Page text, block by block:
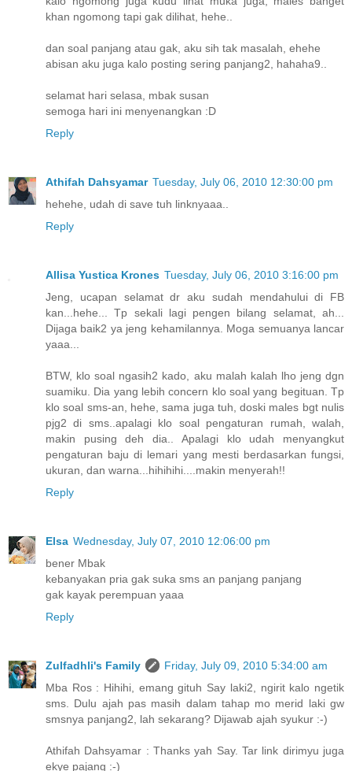
khan ngomong tapi gak dilihat, hehe..
dan soal panjang atau gak, aku sih tak masalah, ehehe
abisan aku juga kalo posting sering panjang2, hahaha9..
selamat hari selasa, mbak susan
semoga hari ini menyenangkan :D
Reply
Athifah Dahsyamar Tuesday, July 06, 2010 12:30:00 pm
hehehe, udah di save tuh linknyaaa..
Reply
Allisa Yustica Krones Tuesday, July 06, 2010 3:16:00 pm
Jeng, ucapan selamat dr aku sudah mendahului di FB
kan...hehe... Tp sekali lagi pengen bilang selamat, ah...
Dijaga baik2 ya jeng kehamilannya. Moga semuanya lancar
yaaa...
BTW, klo soal ngasih2 kado, aku malah kalah lho jeng dgn
suamiku. Dia yang lebih concern klo soal yang begituan. Tp
klo soal sms-an, hehe, sama juga tuh, doski males bgt nulis
pjg2 di sms..apalagi klo soal pengaturan rumah, walah,
makin pusing deh dia.. Apalagi klo udah menyangkut
pengaturan baju di lemari yang mesti berdasarkan fungsi,
ukuran, dan warna...hihihihi....makin menyerah!!
Reply
Elsa Wednesday, July 07, 2010 12:06:00 pm
bener Mbak
kebanyakan pria gak suka sms an panjang panjang
gak kayak perempuan yaaa
Reply
Zulfadhli's Family
Friday, July 09, 2010 5:34:00 am
Mba Ros : Hihihi, emang gituh Say laki2, ngirit kalo ngetik
sms. Dulu ajah pas masih dalam tahap mo merid laki gw
smsnya panjang2, lah sekarang? Dijawab ajah syukur :-)
Athifah Dahsyamar : Thanks yah Say. Tar link dirimyu juga
ekye pajang :-)